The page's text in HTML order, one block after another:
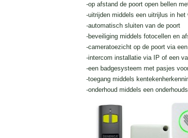
-op afstand de poort open bellen
-uitrijden middels een uitrijlus in het
-automatisch sluiten van de poort
-beveiliging middels fotocellen en
-cameratoezicht op de poort via
-intercom installatie via IP of een
-een badgesysteem met pasjes
-toegang middels
-onderhoud middels een